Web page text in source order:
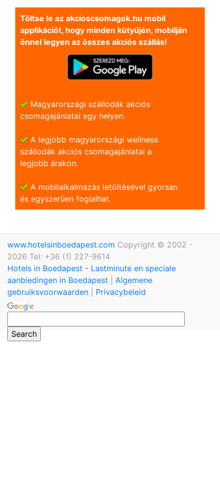
Töltse le az akcioscsomagok.hu mobil
applikációt, hogy minden kütyüjén, mobilján
önnel legyen az összes akciós szállás!
Magyarországi szállodák akciós
csomagajánlatai egy helyen.
A legjobb magyarországi wellness
szállodák akciós csomagajánlatai a
legjobb árakon.
A mobilalkalmazás letöltésével gyorsan
és egyszerũen foglalhat.
www.hotelsinboedapest.com Copyright © 2002 -
2026 Tel: +36 (1) 227-9614
Hotels in Boedapest - Lastminute en speciale
aanbiedingen in Boedapest
Algemene
gebruiksvoorwaarden
Privacybeleid